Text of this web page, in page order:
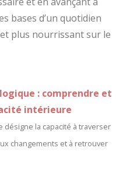
bases d’un quotidien
plus nourrissant sur le
: comprendre et
intérieure
désigne la capacité à traverser
changements et à retrouver